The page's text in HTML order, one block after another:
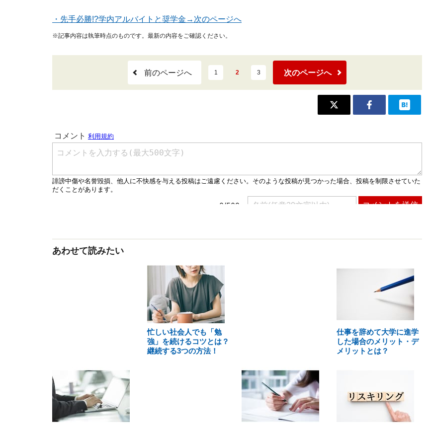
・先手必勝!?学内アルバイトと奨学金→次のページへ
※記事内容は執筆時点のものです。最新の内容をご確認ください。
前のページへ 1 2 3 次のページへ
あわせて読みたい
忙しい社会人でも「勉
強」を続けるコツとは？
継続する3つの方法！
仕事を辞めて大学に進学
した場合のメリット・デ
メリットとは？